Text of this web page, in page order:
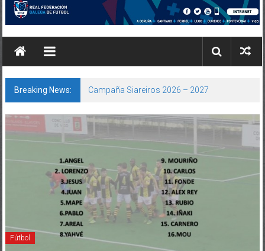
Breaking News: Campaña Siareiros 2026 – 2027
Fútbol